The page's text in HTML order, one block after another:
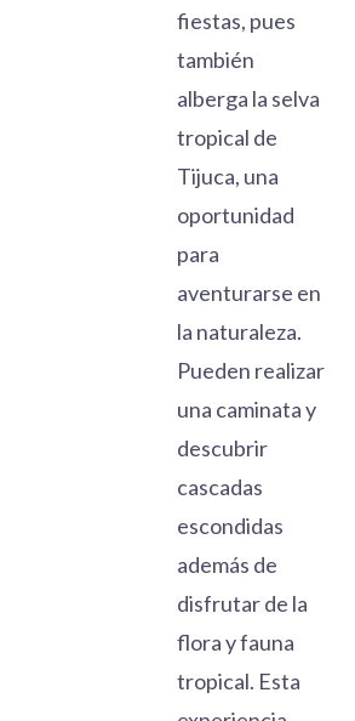
fiestas, pues
también
alberga la selva
tropical de
Tijuca, una
oportunidad
para
aventurarse en
la naturaleza.
Pueden realizar
una caminata y
descubrir
cascadas
escondidas
además de
disfrutar de la
flora y fauna
tropical. Esta